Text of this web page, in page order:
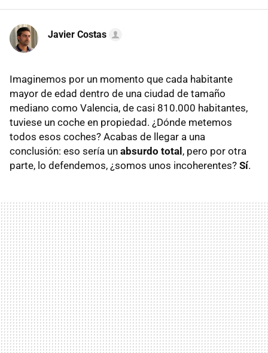
Javier Costas
Imaginemos por un momento que cada habitante
mayor de edad dentro de una ciudad de tamaño
mediano como Valencia, de casi 810.000 habitantes,
tuviese un coche en propiedad. ¿Dónde metemos
todos esos coches? Acabas de llegar a una
conclusión: eso sería un absurdo total , pero por otra
parte, lo defendemos, ¿somos unos incoherentes? Sí.